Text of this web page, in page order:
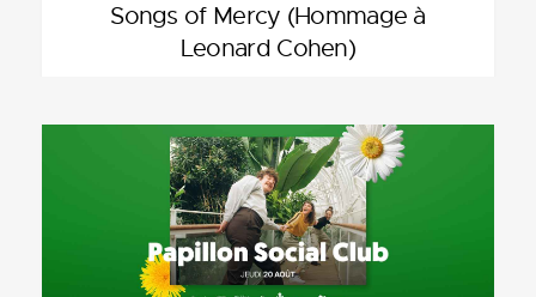
Songs of Mercy (Hommage à
Leonard Cohen)